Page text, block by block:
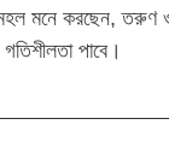
মনে করছেন, তরুণ
পাবে।